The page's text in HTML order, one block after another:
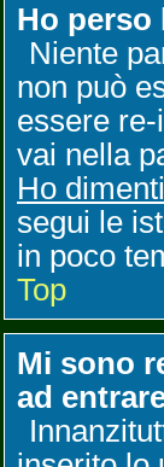
Ho perso
Niente
non può
essere
vai nella
Ho
segui le
in poco
Top
Mi sono
ad